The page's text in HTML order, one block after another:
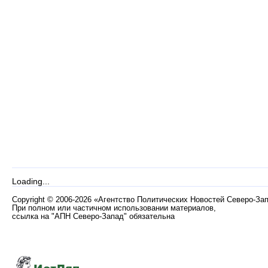
Loading...
Copyright © 2006-2026 «Агентство Политических Новостей Северо-
При полном или частичном использовании материалов,
ссылка на "АПН Северо-Запад" обязательна